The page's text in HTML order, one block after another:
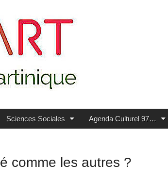
Sciences Sociales Agenda Culturel 97…
comme les autres ?